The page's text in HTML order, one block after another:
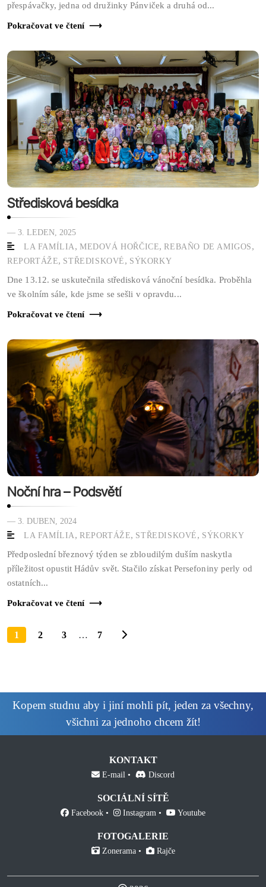
přespávačky, jedna od družinky Pánviček a druhá od...
Pokračovat ve čtení
Středisková besídka
— 3. LEDEN, 2025
LA FAMÍLIA, MEDOVÁ HOŘČICE,REBAÑO DE AMIGOS ,
REPORTÁŽE, STŘEDISKOVÉ , SÝKORKY
Dne 13.12. se uskutečnila středisková vánoční besídka. Proběhla
ve školním sále, kde jsme se sešli v opravdu...
Pokračovat ve čtení
Noční hra – Podsvětí
— 3. DUBEN, 2024
LA FAMÍLIA, REPORTÁŽE, STŘEDISKOVÉ , SÝKORKY
Předposlední březnový týden se zbloudilým duším naskytla
příležitost opustit Hádův svět. Stačilo získat Persefoniny perly od
ostatních...
Pokračovat ve čtení
1 2 3 … 7
Kopem studnu aby i jiní mohli pít, jeden za všechny,
všichni za jednoho chcem žít!
KONTAKT
E-mail Discord
SOCIÁLNÍ SÍTĚ
Facebook Instagram Youtube
FOTOGALERIE
Zonerama Rajče